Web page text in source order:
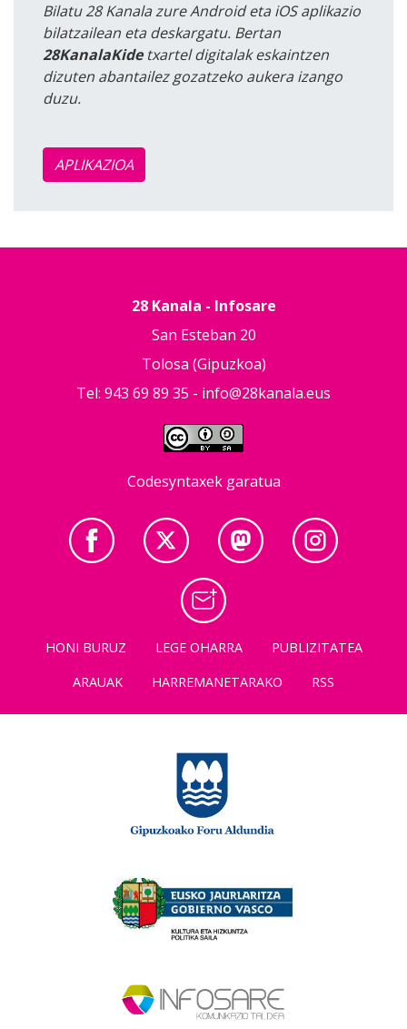
Bilatu 28 Kanala zure Android eta iOS aplikazio
bilatzailean eta deskargatu. Bertan
28KanalaKidetxartel digitalak eskaintzen
dizuten abantailez gozatzeko aukera izango
duzu.
APLIKAZIOA
28 Kanala - Infosare
San Esteban 20
Tolosa (Gipuzkoa)
Tel: 943 69 89 35 - info@28kanala.eus
Codesyntaxek garatua
HONI BURUZ LEGE OHARRA
PUBLIZITATEA
ARAUAK
HARREMANETARAKO RSS